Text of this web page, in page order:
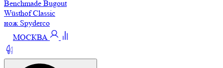
Benchmade Bugout
Wüsthof Classic
нож Spyderco
МОСКВА